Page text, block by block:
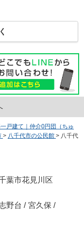
戸建て｜仲介0円団（ちゅ
> 八千代市の公民館 > 八千代
葉市花見川区
野台 / 宮久保 /